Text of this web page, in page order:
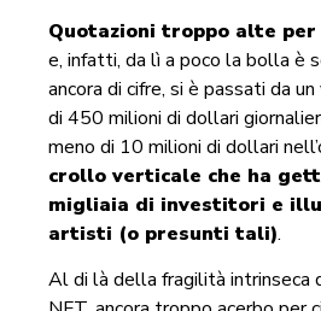
Quotazioni troppo alte
e, infatti, da lì a poco la bolla è
ancora di cifre, si è passati da
di 450 milioni di dollari
meno di 10 milioni di dollari
crollo verticale che ha
migliaia di investitori e
artisti (o presunti tali).
Al di là della fragilità intrinseca